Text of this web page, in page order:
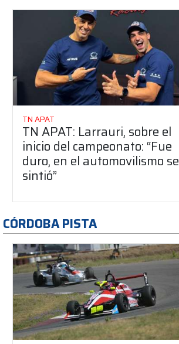
TN APAT
TN APAT: Larrauri, sobre el
inicio del campeonato: “Fue
duro, en el automovilismo se
sintió”
CÓRDOBA PISTA